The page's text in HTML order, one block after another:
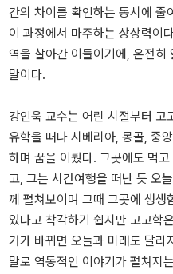
간의 차이를 확인하는 동시에 줄
이 과정에서 마주하는 상상력이
역을 살아간 이들이기에, 온전히
말이다.
강인욱 교수는 어린 시절부터 고
유학을 떠나 시베리아, 몽골, 중
하며 꿈을 이뤘다. 그곳에도 먹
고, 그는 시간여행을 떠난 듯 오
께 펼쳐보이며 그때 그곳에 생생
있다고 착각하기 쉽지만 고고학
거가 바뀌면 오늘과 미래도 달라
말로 역동적인 이야기가 펼쳐지